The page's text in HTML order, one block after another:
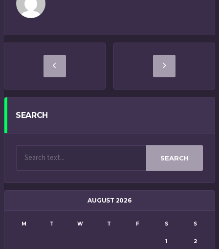
SEARCH
SEARCH
AUGUST 2026
M T W T F S S
1 2